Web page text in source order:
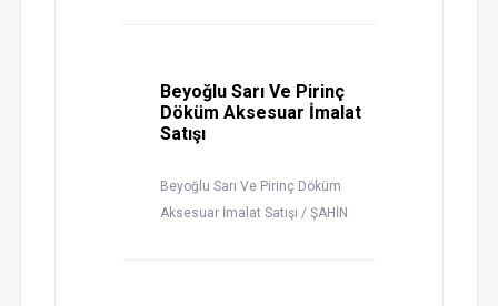
Beyoğlu Sarı Ve Pirinç
Döküm Aksesuar İmalat
Satışı
Beyoğlu Sarı Ve Pirinç Döküm
Aksesuar İmalat Satışı / ŞAHİN